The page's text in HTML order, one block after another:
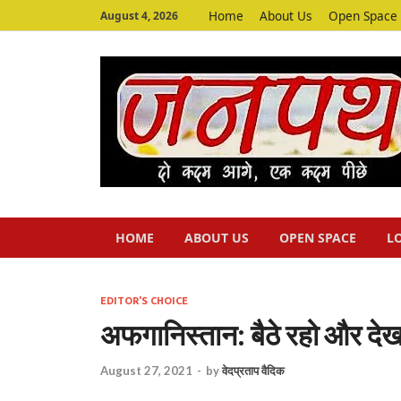
August 4, 2026 Home About Us Open Space
HOME ABOUT US OPEN SPACE
EDITOR'S CHOICE
अफगानिस्तान: बैठे रहो और
August 27, 2021 - byवेदप्रताप वैदिक